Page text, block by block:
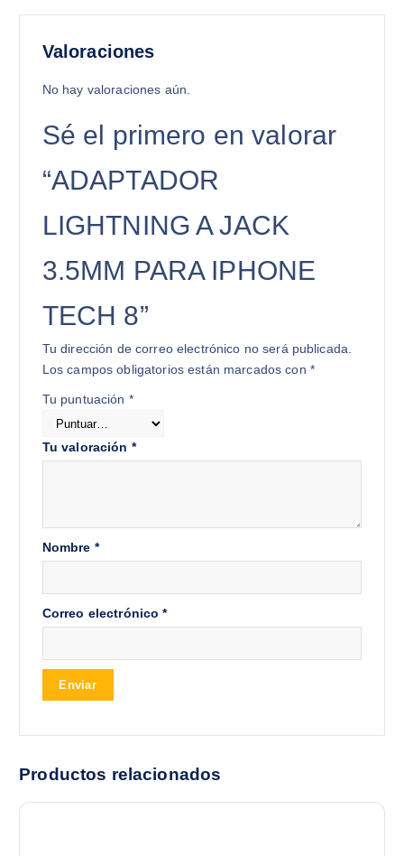
Valoraciones
No hay valoraciones aún.
Sé el primero en valorar
“ADAPTADOR
LIGHTNING A JACK
3.5MM PARA IPHONE
TECH 8”
Tu dirección de correo electrónico no será publicada.
Los campos obligatorios están marcados con *
Tu puntuación *
Tu valoración *
Nombre *
Correo electrónico*
Productos relacionados